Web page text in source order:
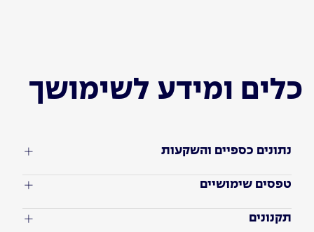
כלים ומידע לשימושך
נתונים כספיים והשקעות
טפסים שימושיים
תקנונים